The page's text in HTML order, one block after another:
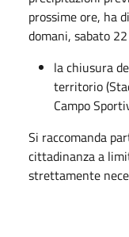
prossime ore, ha
domani, sabato
la chiusura
territorio
Campo
Si raccomanda
cittadinanza a
strettamente